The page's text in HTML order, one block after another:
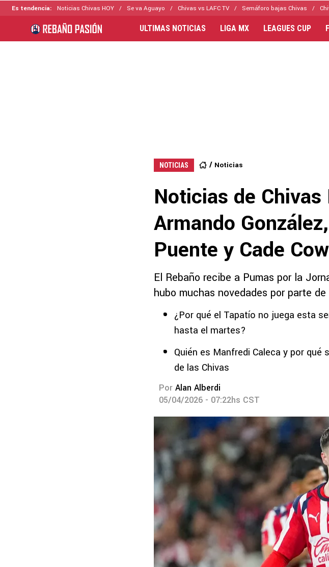
Es tendencia: Noticias Chivas HOY Se va Aguayo Chivas vs LAFC TV Semáforo bajas Chivas
ULTIMAS NOTICIAS LIGA MX LEAGUES CUP
NOTICIAS Noticias
Noticias de
Armando
Puente y Cade
El Rebaño recibe a Pumas por la
hubo muchas novedades por parte
¿Por qué el Tapatío no juega esta
hasta el martes?
Quién es Manfredi Caleca y por
de las Chivas
Por Alan Alberdi
05/04/2026 - 07:22hs CST